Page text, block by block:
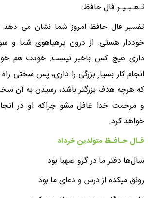
تـعـبـیـر فال حافظ:
تفسیر فال حافظ امروز شما نشان می دهد
خوددار هستی. از درون پرهیاهوی شما و
داری هیچ کس باخبر نیست. خودت هم
انجام کار بسیار بزرگی را داری، پس سختی
که هرچه هدف بزرگتر باشد، رسیدن به آن
و مرحمت خدا غافل مشو چراکه او در
خواهد کرد.
فـال حـافـظ متولدین خرداد
سال‌ها دفتر ما در گرو صهبا بود
رونق میکده از درس و دعای ما بود